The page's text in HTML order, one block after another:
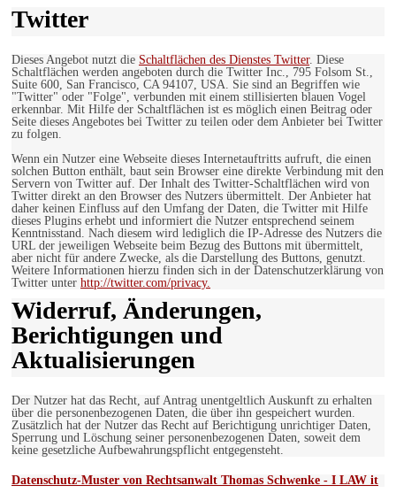
Twitter
Dieses Angebot nutzt die Schaltflächen des Dienstes Twitter. Diese
Schaltflächen werden angeboten durch die Twitter Inc., 795 Folsom St.,
Suite 600, San Francisco, CA 94107, USA. Sie sind an Begriffen wie
"Twitter" oder "Folge", verbunden mit einem stillisierten blauen Vogel
erkennbar. Mit Hilfe der Schaltflächen ist es möglich einen Beitrag oder
Seite dieses Angebotes bei Twitter zu teilen oder dem Anbieter bei Twitter
zu folgen.
Wenn ein Nutzer eine Webseite dieses Internetauftritts aufruft, die einen
solchen Button enthält, baut sein Browser eine direkte Verbindung mit den
Servern von Twitter auf. Der Inhalt des Twitter-Schaltflächen wird von
Twitter direkt an den Browser des Nutzers übermittelt. Der Anbieter hat
daher keinen Einfluss auf den Umfang der Daten, die Twitter mit Hilfe
dieses Plugins erhebt und informiert die Nutzer entsprechend seinem
Kenntnisstand. Nach diesem wird lediglich die IP-Adresse des Nutzers die
URL der jeweiligen Webseite beim Bezug des Buttons mit übermittelt,
aber nicht für andere Zwecke, als die Darstellung des Buttons, genutzt.
Weitere Informationen hierzu finden sich in der Datenschutzerklärung von
Twitter unter http://twitter.com/privacy.
Widerruf, Änderungen,
Berichtigungen und
Aktualisierungen
Der Nutzer hat das Recht, auf Antrag unentgeltlich Auskunft zu erhalten
über die personenbezogenen Daten, die über ihn gespeichert wurden.
Zusätzlich hat der Nutzer das Recht auf Berichtigung unrichtiger Daten,
Sperrung und Löschung seiner personenbezogenen Daten, soweit dem
keine gesetzliche Aufbewahrungspflicht entgegensteht.
Datenschutz-Muster von Rechtsanwalt Thomas Schwenke - I LAW it